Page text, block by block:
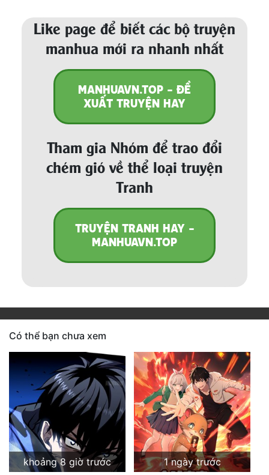
Like page để biết các bộ truyện
manhua mới ra nhanh nhất
MANHUAVN.TOP - ĐỀ
XUẤT TRUYỆN HAY
Tham gia Nhóm để trao đổi
chém gió về thể loại truyện
Tranh
TRUYỆN TRANH HAY -
MANHUAVN.TOP
Có thể bạn chưa xem
khoảng 8 giờ trước
1 ngày trước